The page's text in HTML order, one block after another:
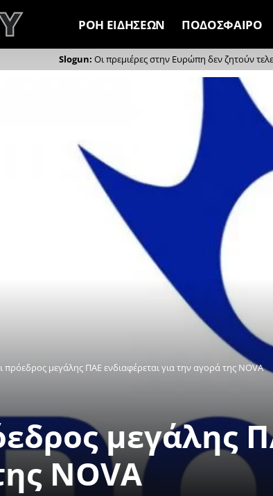
ΡΟΗ ΕΙΔΗΣΕΩΝ ΠΟΔΟΣΦΑΙΡΟ
Οι πρεμιέρες στην Ευρώπη δεν ζητούν
πρόεδρος μεγάλης ΠΑΕ ενδιαφέρεται για την αγορά της NOVA
μεγάλης
NOVA